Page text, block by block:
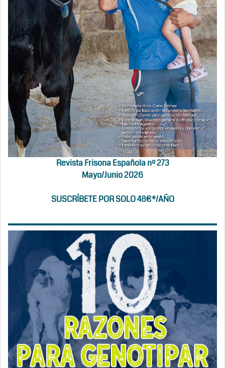
Revista Frisona Española nº 273
Mayo/Junio 2026
SUSCRÍBETE POR SOLO 48€*/AÑO